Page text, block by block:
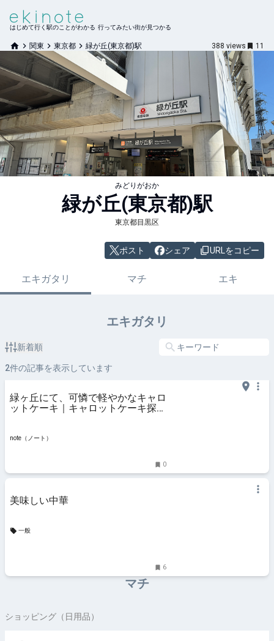
はじめて行く駅のことがわかる 行ってみたい街が見つかる
関東 東京都 緑が丘(東京都)駅 388 views 11
みどりがおか
緑が丘(東京都)駅
東京都目黒区
ポスト シェア URLをコピー
エキガタリ マチ エキ
エキガタリ
新着順
2件の記事を表示しています
緑ヶ丘にて、可憐で軽やかなキャロ
ットケーキ｜キャロットケーキ探訪
note（ノート）
0
美味しい中華
一般
6
マチ
ショッピング（日用品）